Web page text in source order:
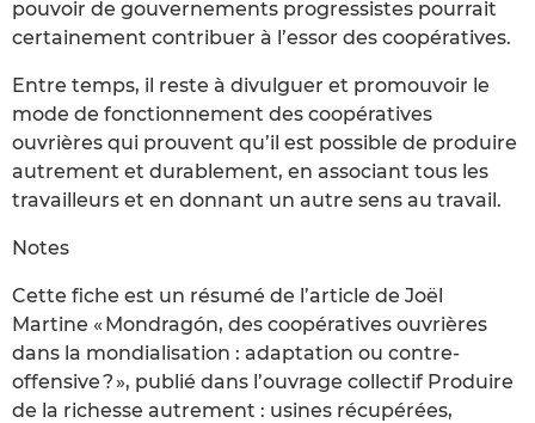
pouvoir de gouvernements progressistes pourrait
certainement contribuer à l’essor des coopératives.
Entre temps, il reste à divulguer et promouvoir le
mode de fonctionnement des coopératives
ouvrières qui prouvent qu’il est possible de produire
autrement et durablement, en associant tous les
travailleurs et en donnant un autre sens au travail.
Notes
Cette fiche est un résumé de l’article de Joël
Martine « Mondragón, des coopératives ouvrières
dans la mondialisation : adaptation ou contre-
offensive ? », publié dans l’ouvrage collectif Produire
de la richesse autrement : usines récupérées,